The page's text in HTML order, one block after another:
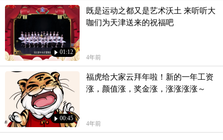
01:12
既是运动之都又是艺术沃土 来听听大
咖们为天津送来的祝福吧
4年前
00:45
福虎给大家云拜年啦！新的一年工资
涨，颜值涨，奖金涨，涨涨涨涨～
4年前